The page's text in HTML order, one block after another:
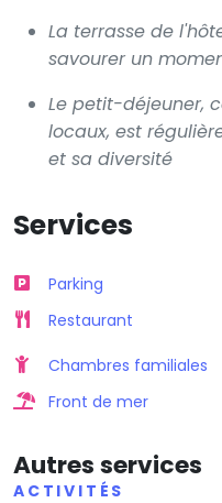
La terrasse de
savourer un
Le petit-déjeuner,
locaux, est
et sa diversité
Services
Parking
Restaurant
Chambres familiales
Front de mer
Autres services
ACTIVITÉS